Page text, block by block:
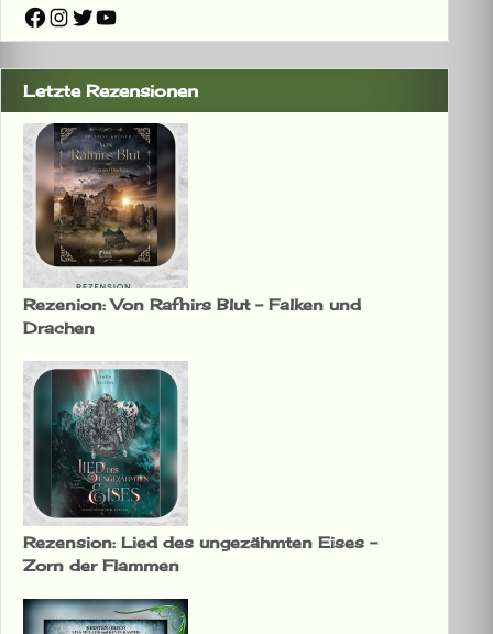
Facebook
Instagram
Twitter
YouTube
Letzte Rezensionen
Rezenion: Von Rafnirs Blut – Falken und
Drachen
Rezension: Lied des ungezähmten Eises –
Zorn der Flammen